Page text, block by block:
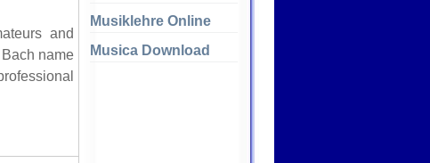
Musiklehre Online
Musica Download
and
name